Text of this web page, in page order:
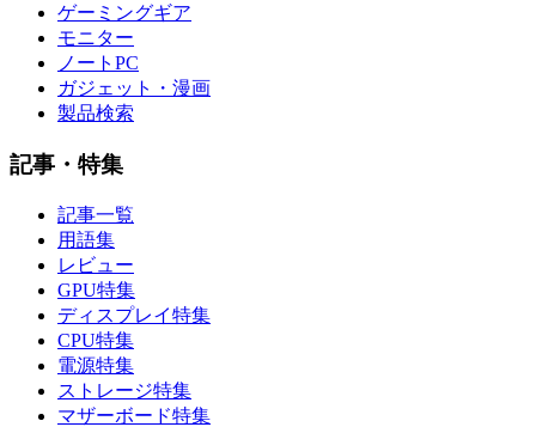
ゲーミングギア
モニター
ノートPC
ガジェット・漫画
製品検索
記事・特集
記事一覧
用語集
レビュー
GPU特集
ディスプレイ特集
CPU特集
電源特集
ストレージ特集
マザーボード特集